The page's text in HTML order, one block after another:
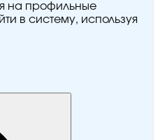
на профильные
в систему, используя